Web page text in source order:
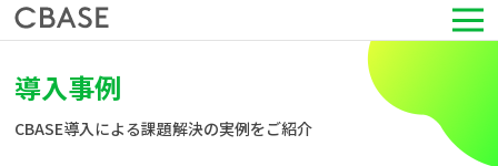
サービス
活用シーン
導入事例
CBASE導入による課題解決の実例をご紹介